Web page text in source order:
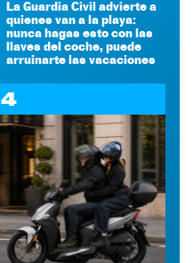
La Guardia Civil advierte a
quienes van a la playa:
nunca hagas esto con las
llaves del coche, puede
arruinarte las vacaciones
4